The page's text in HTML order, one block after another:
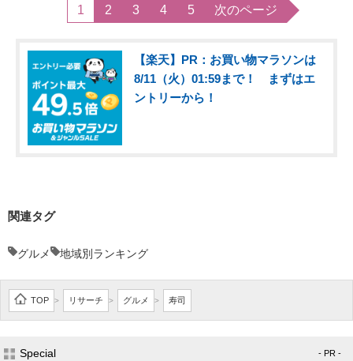
1 2 3 4 5 次のページ
【楽天】PR：お買い物マラソンは
8/11（火）01:59まで！ まずはエ
ントリーから！
関連タグ
グルメ 地域別ランキング
TOP > リサーチ > グルメ > 寿司
Special - PR -